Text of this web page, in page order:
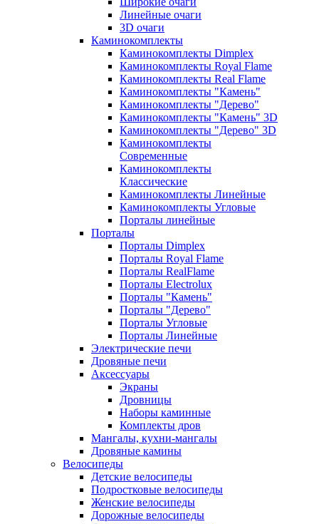
Линейные очаги
3D очаги
Каминокомплекты
Каминокомплекты Dimplex
Каминокомплекты Royal Flame
Каминокомплекты Real Flame
Каминокомплекты "Камень"
Каминокомплекты "Дерево"
Каминокомплекты "Камень" 3D
Каминокомплекты "Дерево" 3D
Каминокомплекты
Современные
Каминокомплекты
Классические
Каминокомплекты Линейные
Каминокомплекты Угловые
Порталы линейные
Порталы
Порталы Dimplex
Порталы Royal Flame
Порталы RealFlame
Порталы Electrolux
Порталы "Камень"
Порталы "Дерево"
Порталы Угловые
Порталы Линейные
Электрические печи
Дровяные печи
Аксессуары
Экраны
Дровницы
Наборы каминные
Комплекты дров
Мангалы, кухни-мангалы
Дровяные камины
Велосипеды
Детские велосипеды
Подростковые велосипеды
Женские велосипеды
Дорожные велосипеды